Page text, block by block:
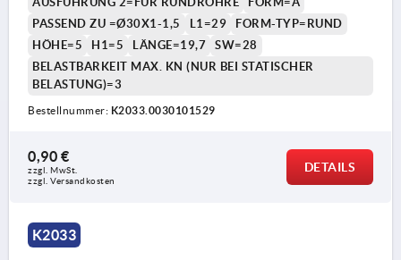
PASSEND ZU =Ø30X1-1,5
L1=29
FORM-TYP=RUND
HÖHE=5
H1=5 LÄNGE=19,7
SW=28
BELASTBARKEIT MAX. KN (NUR BEI STATISCHER
BELASTUNG)=3
Bestellnummer: K2033.0030101529
0,90 €
zzgl. MwSt.
zzgl. Versandkosten
DETAILS
K2033